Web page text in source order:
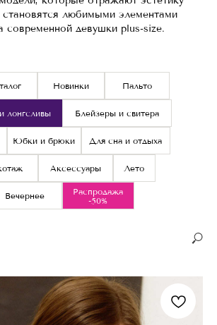
становятся любимыми элементами
современной девушки plus-size.
Новинки Пальто
лонгсливы Блейзеры и свитера
Юбки и брюки Для сна и отдыха
Аксессуары Лето
Вечернее
Распродажа
-50%